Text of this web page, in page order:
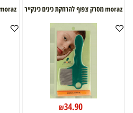
moraz מסרק צפוף להרחקת כינים כינקייר
₪34.90